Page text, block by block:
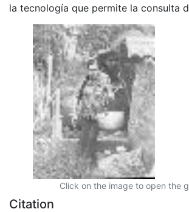
la tecnología que permite la consulta
Click on the image to open the
Citation